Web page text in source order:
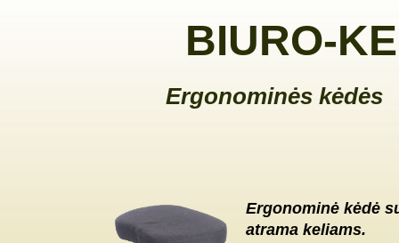
BIURO-
Ergonominės kėdės
Ergonominė kėdė
atrama keliams.